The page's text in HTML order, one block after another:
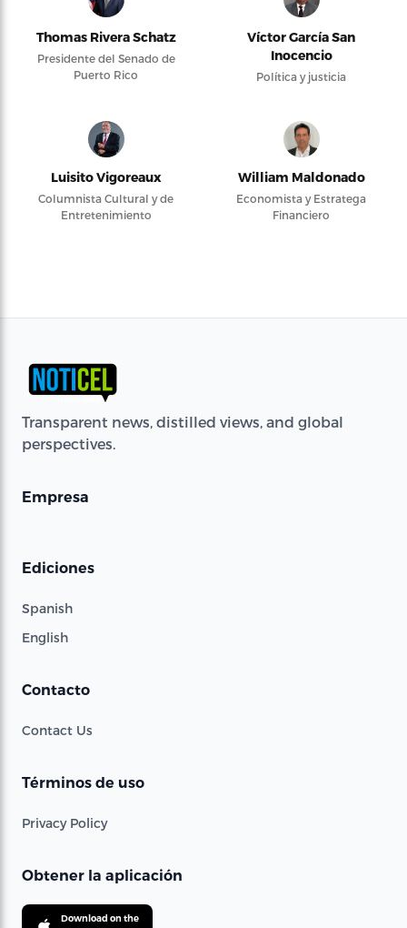
Thomas Rivera Schatz
Presidente del Senado de
Puerto Rico
Víctor García San
Inocencio
Política y justicia
Luisito Vigoreaux
Columnista Cultural y de
Entretenimiento
William Maldonado
Economista y Estratega
Financiero
Transparent news, distilled views, and global
perspectives.
Empresa
Ediciones
Spanish
English
Contacto
Contact Us
Términos de uso
Privacy Policy
Obtener la aplicación
Download on the